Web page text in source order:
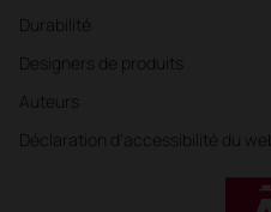
Durabilité
Designers de produits
Auteurs
Déclaration d'accessibilité du web